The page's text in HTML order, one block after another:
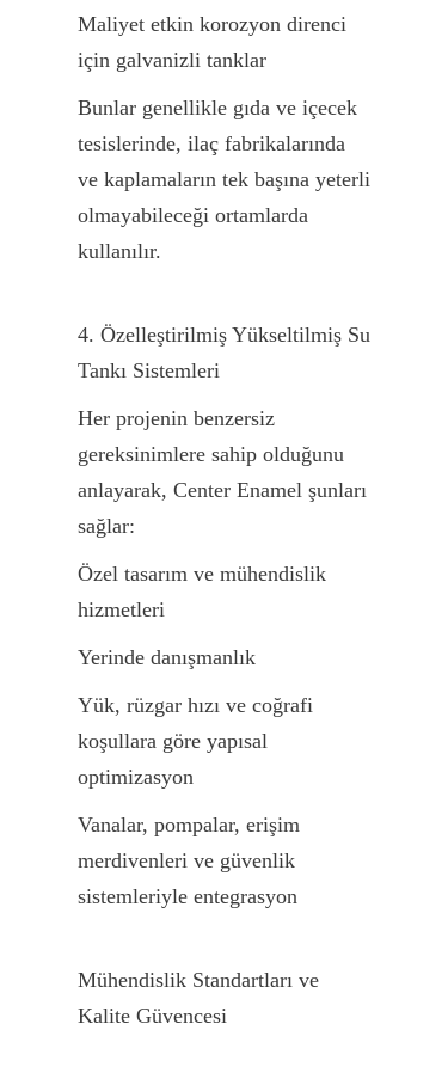
Maliyet etkin korozyon direnci
için galvanizli tanklar
Bunlar genellikle gıda ve içecek
tesislerinde, ilaç fabrikalarında
ve kaplamaların tek başına yeterli
olmayabileceği ortamlarda
kullanılır.
4. Özelleştirilmiş Yükseltilmiş Su
Tankı Sistemleri
Her projenin benzersiz
gereksinimlere sahip olduğunu
anlayarak, Center Enamel şunları
sağlar:
Özel tasarım ve mühendislik
hizmetleri
Yerinde danışmanlık
Yük, rüzgar hızı ve coğrafi
koşullara göre yapısal
optimizasyon
Vanalar, pompalar, erişim
merdivenleri ve güvenlik
sistemleriyle entegrasyon
Mühendislik Standartları ve
Kalite Güvencesi